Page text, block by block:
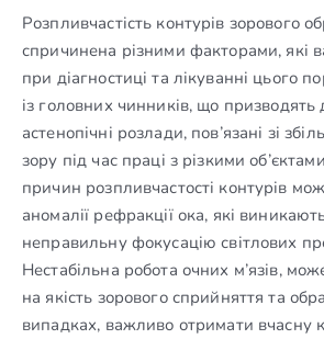
Розпливчастість контурів зорового
спричинена різними факторами, які
при діагностиці та лікуванні цього
із головних чинників, що призводять
астенопічні розлади, пов’язані зі
зору під час праці з різкими
причин розпливчастості контурів
аномалії рефракції ока, які
неправильну фокусацію світлових
Нестабільна робота очних м’язів,
на якість зорового сприйняття та
випадках, важливо отримати вчасну